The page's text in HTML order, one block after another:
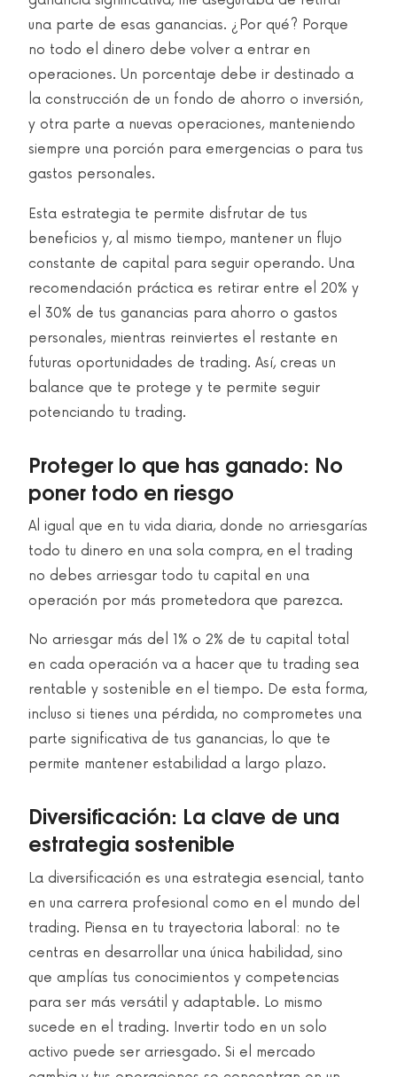
una parte de esas ganancias. ¿Por qué? Porque
no todo el dinero debe volver a entrar en
operaciones. Un porcentaje debe ir destinado a
la construcción de un fondo de ahorro o inversión,
y otra parte a nuevas operaciones, manteniendo
siempre una porción para emergencias o para tus
gastos personales.
Esta estrategia te permite disfrutar de tus
beneficios y, al mismo tiempo, mantener un flujo
constante de capital para seguir operando. Una
recomendación práctica es retirar entre el 20% y
el 30% de tus ganancias para ahorro o gastos
personales, mientras reinviertes el restante en
futuras oportunidades de trading. Así, creas un
balance que te protege y te permite seguir
potenciando tu trading.
Proteger lo que has ganado: No
poner todo en riesgo
Al igual que en tu vida diaria, donde no arriesgarías
todo tu dinero en una sola compra, en el trading
no debes arriesgar todo tu capital en una
operación por más prometedora que parezca.
No arriesgar más del 1% o 2% de tu capital total
en cada operación va a hacer que tu trading sea
rentable y sostenible en el tiempo. De esta forma,
incluso si tienes una pérdida, no comprometes una
parte significativa de tus ganancias, lo que te
permite mantener estabilidad a largo plazo.
Diversificación: La clave de una
estrategia sostenible
La diversificación es una estrategia esencial, tanto
en una carrera profesional como en el mundo del
trading. Piensa en tu trayectoria laboral: no te
centras en desarrollar una única habilidad, sino
que amplías tus conocimientos y competencias
para ser más versátil y adaptable. Lo mismo
sucede en el trading. Invertir todo en un solo
activo puede ser arriesgado. Si el mercado